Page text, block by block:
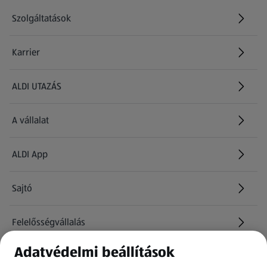
Szolgáltatások
Karrier
(új oldalon nyílik meg)
ALDI UTAZÁS
(új oldalon nyílik meg)
A vállalat
ALDI App
Sajtó
Felelősségvállalás
Információk
Adatvédelmi beállítások